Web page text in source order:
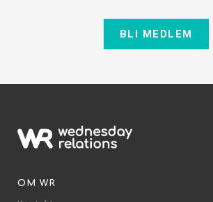
BLI MEDLEM
OM WR